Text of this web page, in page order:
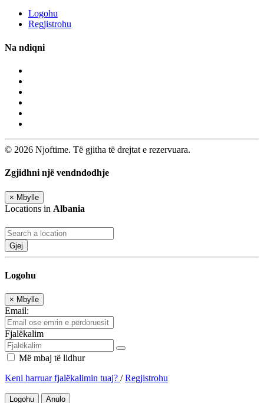
Logohu
Regjistrohu
Na ndiqni
© 2026 Njoftime. Të gjitha të drejtat e rezervuara.
Zgjidhni një vendndodhje
× Mbylle
Locations in Albania
Gjej
Logohu
× Mbylle
Email:
Fjalëkalim
Më mbaj të lidhur
Keni harruar fjalëkalimin tuaj? /Regjistrohu
Logohu Anulo